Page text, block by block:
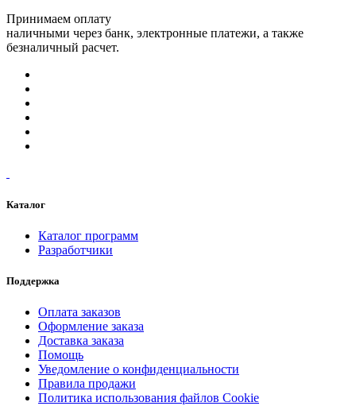
Принимаем оплату
наличными через банк, электронные платежи, а также
безналичный расчет.
Каталог
Каталог программ
Разработчики
Поддержка
Оплата заказов
Оформление заказа
Доставка заказа
Помощь
Уведомление о конфиденциальности
Правила продажи
Политика использования файлов Cookie